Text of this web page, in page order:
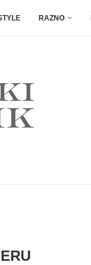
RAZNO